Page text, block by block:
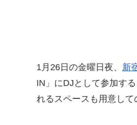
1月26日の金曜日夜、 新
IN」にDJとして参加す
れるスペースも用意し